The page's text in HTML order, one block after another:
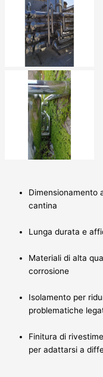
Dimensionamento
cantina
Lunga durata e
Materiali di alta
corrosione
Isolamento per
problematiche
Finitura di
per adattarsi a